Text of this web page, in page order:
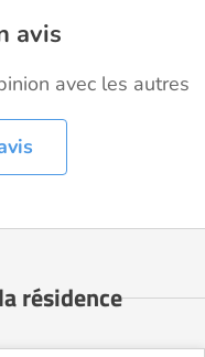
avis
avec les autres
résidence